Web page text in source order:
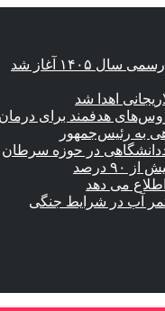
۱۴۰۵ آغاز شد
اهدا شد
هدفمند برای
به رئیس‌جمهور
در حوزه سرطان
درصد
می دهد
آب در شرایط جنگی